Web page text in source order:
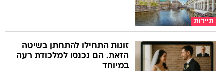
תיירות
זוגות התחילו להתחתן בשיטה
הזאת. הם נכנסו למלכודת רעה
במיוחד